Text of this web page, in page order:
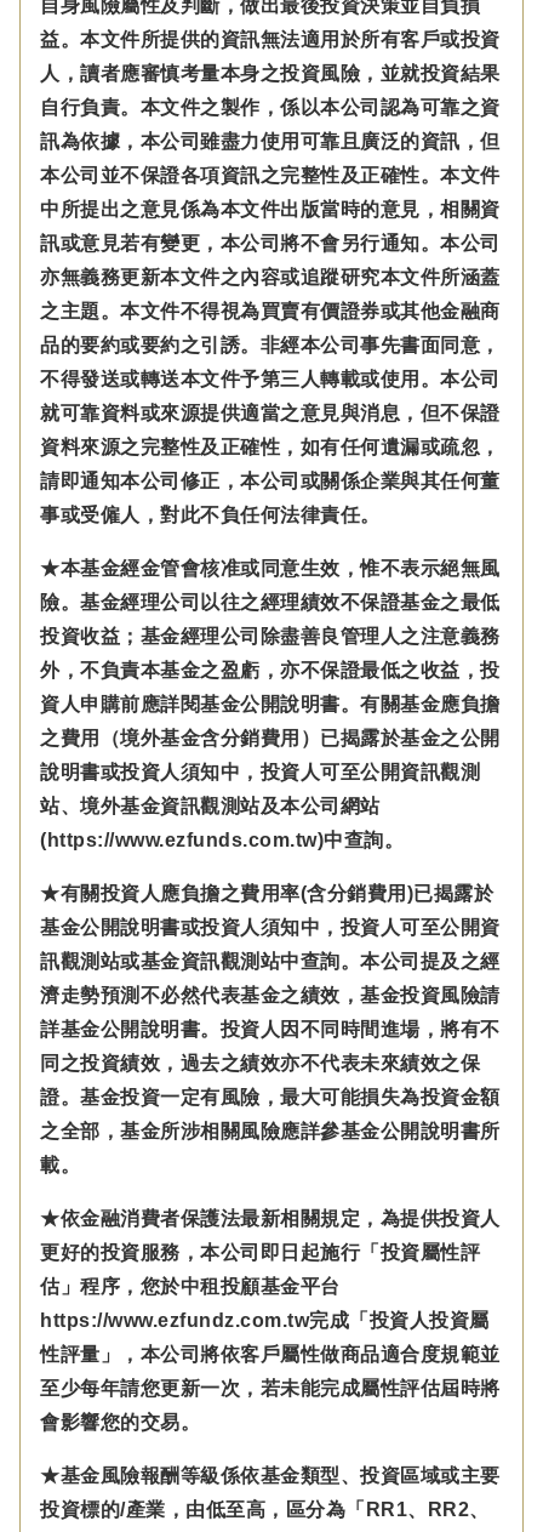
自身風險屬性及判斷，做出最後投資決策並自負損
益。本文件所提供的資訊無法適用於所有客戶或投資
人，讀者應審慎考量本身之投資風險，並就投資結果
自行負責。本文件之製作，係以本公司認為可靠之資
訊為依據，本公司雖盡力使用可靠且廣泛的資訊，但
本公司並不保證各項資訊之完整性及正確性。本文件
中所提出之意見係為本文件出版當時的意見，相關資
訊或意見若有變更，本公司將不會另行通知。本公司
亦無義務更新本文件之內容或追蹤研究本文件所涵蓋
之主題。本文件不得視為買賣有價證券或其他金融商
品的要約或要約之引誘。非經本公司事先書面同意，
不得發送或轉送本文件予第三人轉載或使用。本公司
就可靠資料或來源提供適當之意見與消息，但不保證
資料來源之完整性及正確性，如有任何遺漏或疏忽，
請即通知本公司修正，本公司或關係企業與其任何董
事或受僱人，對此不負任何法律責任。
★本基金經金管會核准或同意生效，惟不表示絕無風
險。基金經理公司以往之經理績效不保證基金之最低
投資收益；基金經理公司除盡善良管理人之注意義務
外，不負責本基金之盈虧，亦不保證最低之收益，投
資人申購前應詳閱基金公開說明書。有關基金應負擔
之費用（境外基金含分銷費用）已揭露於基金之公開
說明書或投資人須知中，投資人可至公開資訊觀測
站、境外基金資訊觀測站及本公司網站
(https://www.ezfunds.com.tw)中查詢。
★有關投資人應負擔之費用率(含分銷費用)已揭露於
基金公開說明書或投資人須知中，投資人可至公開資
訊觀測站或基金資訊觀測站中查詢。本公司提及之經
濟走勢預測不必然代表基金之績效，基金投資風險請
詳基金公開說明書。投資人因不同時間進場，將有不
同之投資績效，過去之績效亦不代表未來績效之保
證。基金投資一定有風險，最大可能損失為投資金額
之全部，基金所涉相關風險應詳參基金公開說明書所
載。
★依金融消費者保護法最新相關規定，為提供投資人
更好的投資服務，本公司即日起施行「投資屬性評
估」程序，您於中租投顧基金平台
https://www.ezfundz.com.tw完成「投資人投資屬
性評量」，本公司將依客戶屬性做商品適合度規範並
至少每年請您更新一次，若未能完成屬性評估屆時將
會影響您的交易。
★基金風險報酬等級係依基金類型、投資區域或主要
投資標的/產業，由低至高，區分為「RR1、RR2、